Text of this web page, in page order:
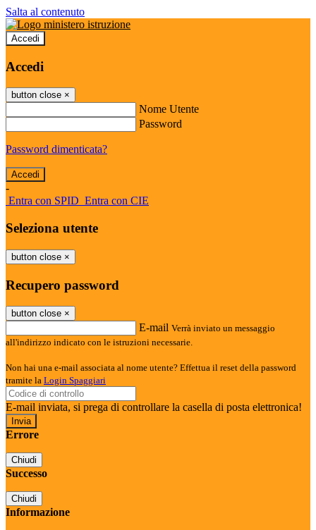
Salta al contenuto
Accedi
Accedi
button close ×
Nome Utente
Password
Password dimenticata?
-
Entra con SPID Entra con CIE
Seleziona utente
button close ×
Recupero password
button close ×
E-mail Verrà inviato un messaggio
all'indirizzo indicato con le istruzioni necessarie.
Non hai una e-mail associata al nome utente? Effettua il reset della password
tramite la Login Spaggiari
E-mail inviata, si prega di controllare la casella di posta elettronica!
Errore
Chiudi
Successo
Chiudi
Informazione